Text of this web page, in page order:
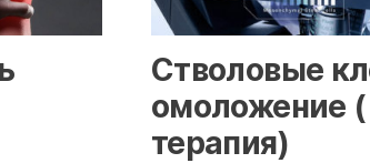
" alt="loading" class="img-
Стволовые
омоложение
терапия)